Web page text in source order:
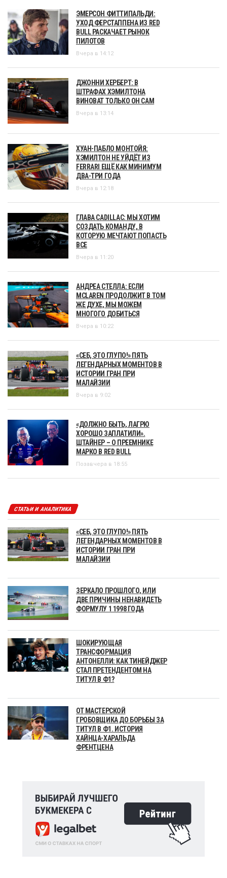
ЭМЕРСОН ФИТТИПАЛЬДИ:
УХОД ФЕРСТАППЕНА ИЗ RED
BULL РАСКАЧАЕТ РЫНОК
ПИЛОТОВ
Вчера в 14:12
ДЖОННИ ХЕРБЕРТ: В
ШТРАФАХ ХЭМИЛТОНА
ВИНОВАТ ТОЛЬКО ОН САМ
Вчера в 13:14
ХУАН-ПАБЛО МОНТОЙЯ:
ХЭМИЛТОН НЕ УЙДЁТ ИЗ
FERRARI ЕЩЁ КАК МИНИМУМ
ДВА-ТРИ ГОДА
Вчера в 12:18
ГЛАВА CADILLAC: МЫ ХОТИМ
СОЗДАТЬ КОМАНДУ, В
КОТОРУЮ МЕЧТАЮТ ПОПАСТЬ
ВСЕ
Вчера в 11:20
АНДРЕА СТЕЛЛА: ЕСЛИ
MCLAREN ПРОДОЛЖИТ В ТОМ
ЖЕ ДУХЕ, МЫ МОЖЕМ
МНОГОГО ДОБИТЬСЯ
Вчера в 10:22
«СЕБ, ЭТО ГЛУПО!» ПЯТЬ
ЛЕГЕНДАРНЫХ МОМЕНТОВ В
ИСТОРИИ ГРАН ПРИ
МАЛАЙЗИИ
Вчера в 9:02
«ДОЛЖНО БЫТЬ, ЛАГРЮ
ХОРОШО ЗАПЛАТИЛИ».
ШТАЙНЕР – О ПРЕЕМНИКЕ
МАРКО В RED BULL
Позавчера в 18:55
СТАТЬИ И АНАЛИТИКА
«СЕБ, ЭТО ГЛУПО!» ПЯТЬ
ЛЕГЕНДАРНЫХ МОМЕНТОВ В
ИСТОРИИ ГРАН ПРИ
МАЛАЙЗИИ
ЗЕРКАЛО ПРОШЛОГО, ИЛИ
ДВЕ ПРИЧИНЫ НЕНАВИДЕТЬ
ФОРМУЛУ 1 1998 ГОДА
ШОКИРУЮЩАЯ
ТРАНСФОРМАЦИЯ
АНТОНЕЛЛИ: КАК ТИНЕЙДЖЕР
СТАЛ ПРЕТЕНДЕНТОМ НА
ТИТУЛ В Ф1?
ОТ МАСТЕРСКОЙ
ГРОБОВЩИКА ДО БОРЬБЫ ЗА
ТИТУЛ В Ф1. ИСТОРИЯ
ХАЙНЦА-ХАРАЛЬДА
ФРЕНТЦЕНА